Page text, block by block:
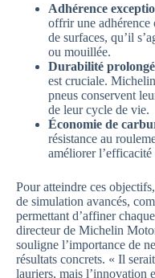
Adhérence
offrir une adhérence
de surfaces, qu’il
ou mouillée.
Durabilité
est cruciale.
pneus conservent
de leur cycle de vie.
Économie de
résistance au
améliorer l’efficacité
Pour atteindre ces
de simulation avancés,
permettant d’affiner
directeur de Michelin
souligne l’importance de
résultats concrets. « Il
lauriers, mais l’innovation